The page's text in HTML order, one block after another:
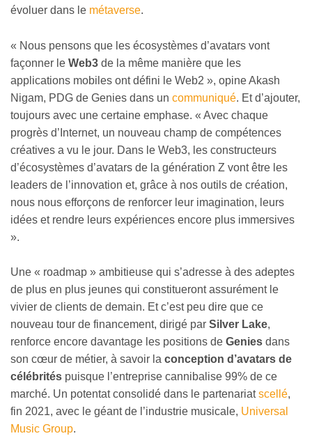
évoluer dans le métaverse.
« Nous pensons que les écosystèmes d’avatars vont
façonner le Web3 de la même manière que les
applications mobiles ont défini le Web2 », opine Akash
Nigam, PDG de Genies dans un communiqué. Et d’ajouter,
toujours avec une certaine emphase. « Avec chaque
progrès d’Internet, un nouveau champ de compétences
créatives a vu le jour. Dans le Web3, les constructeurs
d’écosystèmes d’avatars de la génération Z vont être les
leaders de l’innovation et, grâce à nos outils de création,
nous nous efforçons de renforcer leur imagination, leurs
idées et rendre leurs expériences encore plus immersives
».
Une « roadmap » ambitieuse qui s’adresse à des adeptes
de plus en plus jeunes qui constitueront assurément le
vivier de clients de demain. Et c’est peu dire que ce
nouveau tour de financement, dirigé par Silver Lake,
renforce encore davantage les positions de Genies dans
son cœur de métier, à savoir la conception d’avatars de
célébrités puisque l’entreprise cannibalise 99% de ce
marché. Un potentat consolidé dans le partenariatscellé,
fin 2021, avec le géant de l’industrie musicale, Universal
Music Group.